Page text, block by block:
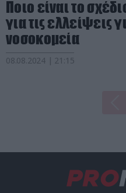
Ποιο είναι το
για τις ελλείψεις
νοσοκομεία
08.08.2024 | 21:15